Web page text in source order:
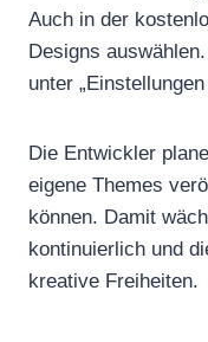
Auch in der
Designs
unter
Die Entwickler
eigene Themes
können. Damit
kontinuierlich und
kreative Freiheiten.